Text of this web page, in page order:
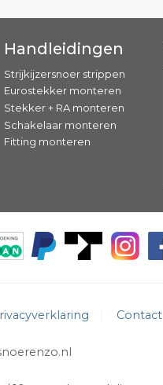
Handleidingen
Strijkijzersnoer strippen
Eurostekker monteren
Stekker + RA monteren
Schakelaar monteren
Fitting monteren
Contact